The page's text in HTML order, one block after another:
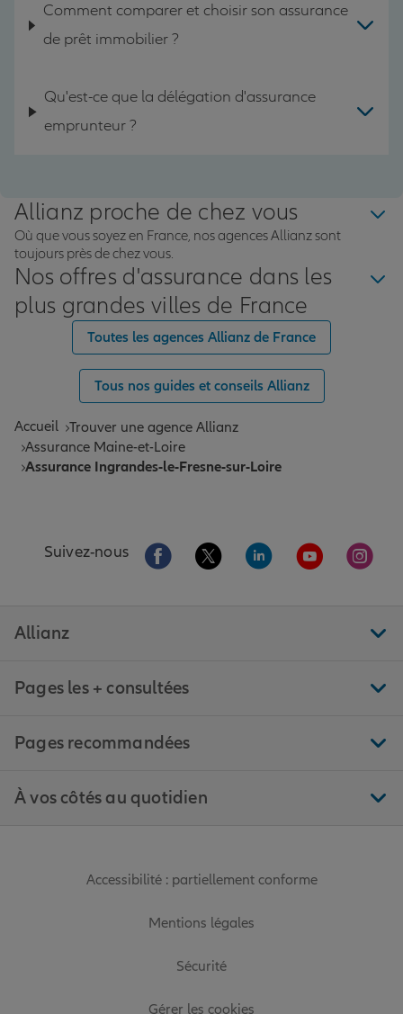
Comment comparer et choisir son assurance
de prêt immobilier ?
Qu'est-ce que la délégation d'assurance
emprunteur ?
Allianz proche de chez vous
Où que vous soyez en France, nos agences Allianz sont
toujours près de chez vous.
Nos offres d'assurance dans les
plus grandes villes de France
Toutes les agences Allianz de France
Tous nos guides et conseils Allianz
Accueil Trouver une agence Allianz
Assurance Maine-et-Loire
Assurance Ingrandes-le-Fresne-sur-Loire
Suivez-nous Aller sur la page Facebook de Allianz
Aller sur la page Twitter de
Aller sur la page
Aller sur la
Aller
Allianz
Pages les + consultées
Pages recommandées
À vos côtés au quotidien
Accessibilité : partiellement conforme
Mentions légales
Sécurité
Gérer les cookies